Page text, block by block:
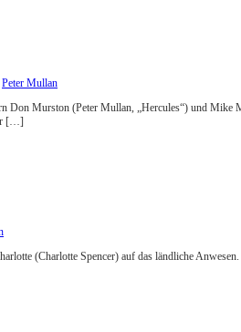
Peter Mullan
Don Murston (Peter Mullan, „Hercules“) und
[…]
(Charlotte Spencer) auf das ländliche